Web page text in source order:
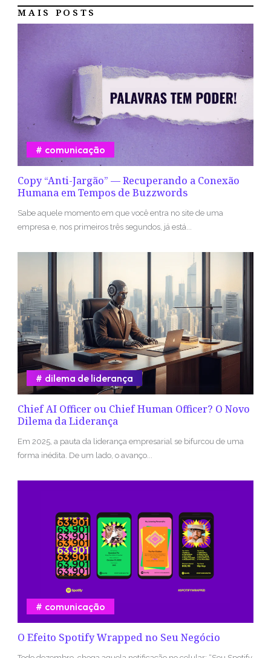
MAIS POSTS
Copy “Anti-Jargão” — Recuperando a Conexão
Humana em Tempos de Buzzwords
comunicação
Sabe aquele momento em que você entra no site de uma
empresa e, nos primeiros três segundos, já está...
Chief AI Officer ou Chief Human Officer? O Novo
Dilema da Liderança
dilema de liderança
Em 2025, a pauta da liderança empresarial se bifurcou de uma
forma inédita. De um lado, o avanço...
O Efeito Spotify Wrapped no Seu Negócio
comunicação